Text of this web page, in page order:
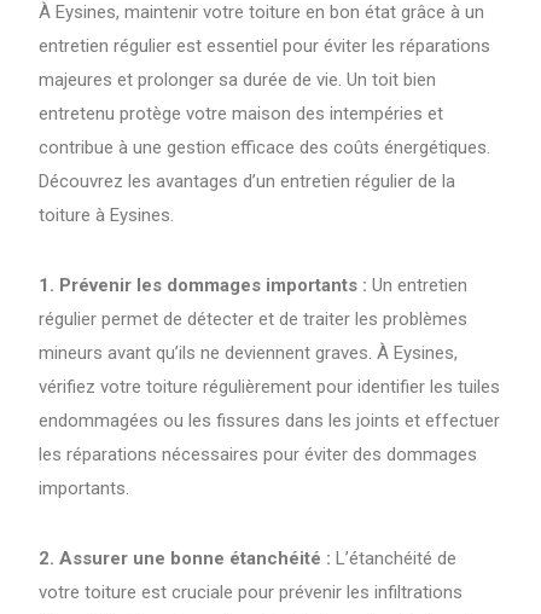
À Eysines, maintenir votre toiture en bon état grâce à un
entretien régulier est essentiel pour éviter les réparations
majeures et prolonger sa durée de vie. Un toit bien
entretenu protège votre maison des intempéries et
contribue à une gestion efficace des coûts énergétiques.
Découvrez les avantages d’un entretien régulier de la
toiture à Eysines.
1. Prévenir les dommages importants : Un entretien
régulier permet de détecter et de traiter les problèmes
mineurs avant qu’ils ne deviennent graves. À Eysines,
vérifiez votre toiture régulièrement pour identifier les tuiles
endommagées ou les fissures dans les joints et effectuer
les réparations nécessaires pour éviter des dommages
importants.
2. Assurer une bonne étanchéité : L’étanchéité de
votre toiture est cruciale pour prévenir les infiltrations